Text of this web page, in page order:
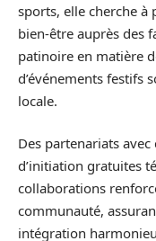
sports, elle cherche à
bien-être auprès des
patinoire en matière
d’événements festifs
locale.
Des partenariats avec
d’initiation gratuites
collaborations
communauté,
intégration